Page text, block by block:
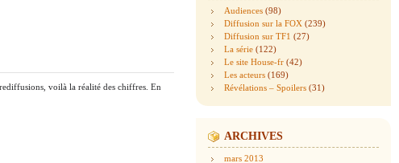
voilà la réalité des chiffres. En
Audiences (98)
Diffusion sur la FOX (239)
Diffusion sur TF1 (27)
La série (122)
Le site House-fr (42)
Les acteurs (169)
Révélations – Spoilers (31)
ARCHIVES
mars 2013